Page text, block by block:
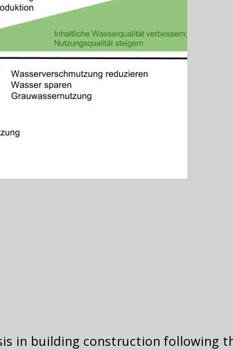
in building construction following